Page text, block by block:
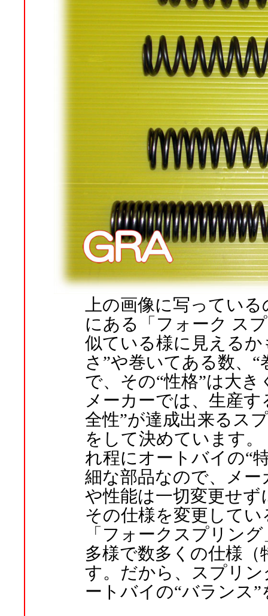
上の画像に写ってい
にある「フォーク ス
似ている様に見える
さ”や巻いてある数、
で、その“性格”は大
メーカーでは、生産
全性”が達成出来るス
をして決めています
れ程にオートバイの“
細な部品なので、メ
や性能は一切変更せず
その仕様を変更して
「フォークスプリン
多様で数多くの仕様
す。だから、スプリ
ートバイの“バランス